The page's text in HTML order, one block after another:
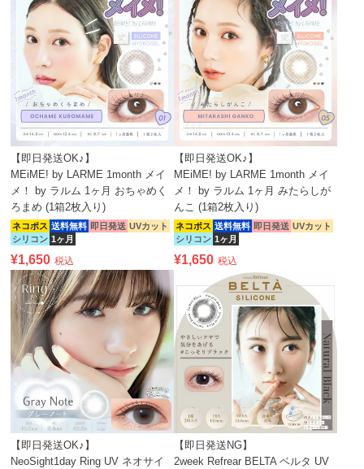
【即日発送OK♪】
MEiME! by LARME 1month メイ
メ！ by ラルム 1ヶ月 おちゃめく
ろまめ (1箱2枚入り)
ネコポス 送料無料 即日発送 UVカット
シリコン 1ヶ月
¥1,650 税込
【即日発送OK♪】
MEiME! by LARME 1month メイ
メ！ by ラルム 1ヶ月 みたらしが
んこ (1箱2枚入り)
ネコポス 送料無料 即日発送 UVカット
シリコン 1ヶ月
¥1,650 税込
【即日発送OK♪】
NeoSight1day Ring UV ネオサイ
【即日発送NG】
2week Refrear BELTA ベルタ UV